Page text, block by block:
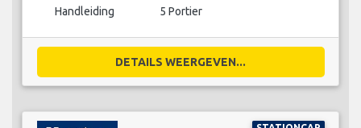
Handleiding 5 Portier
DETAILS WEERGEVEN...